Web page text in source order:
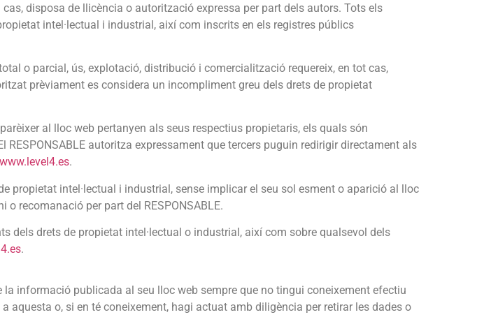
disposa de llicència o autorització expressa per part dels autors. Tots els
intel·lectual i industrial, així com inscrits en els registres públics
o parcial, ús, explotació, distribució i comercialització requereix, en tot cas,
prèviament es considera un incompliment greu dels drets de propietat
al lloc web pertanyen als seus respectius propietaris, els quals són
autoritza expressament que tercers puguin redirigir directament als
www.level4.es.
propietat intel·lectual i industrial, sense implicar el seu sol esment o aparició al lloc
recomanació per part del RESPONSABLE.
dels drets de propietat intel·lectual o industrial, així com sobre qualsevol dels
.
la informació publicada al seu lloc web sempre que no tingui coneixement efectiu
o, si en té coneixement, hagi actuat amb diligència per retirar les dades o